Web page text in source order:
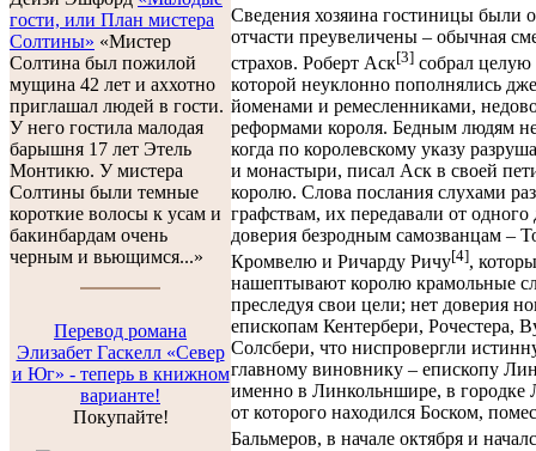
гости, или План мистера
Солтины» «Мистер
Солтина был пожилой
мущина 42 лет и аххотно
приглашал людей в гости.
У него гостила малодая
барышня 17 лет Этель
Монтикю. У мистера
Солтины были темные
короткие волосы к усам и
бакинбардам очень
черным и вьющимся...»
Перевод романа
Элизабет Гаскелл «Север
и Юг» - теперь в книжном
варианте!
Покупайте!
Сведения хозяина гостиницы были
отчасти преувеличены – обычная
страхов. Роберт Аск[3] собрал
которой неуклонно пополнялись
йоменами и ремесленниками,
реформами короля. Бедным людям
когда по королевскому указу
и монастыри, писал Аск в своей
королю. Слова послания слухами
графствам, их передавали от одного
доверия безродным самозванцам –
Кромвелю и Ричарду Ричу[4],
нашептывают королю крамольные
преследуя свои цели; нет доверия
епископам Кентербери, Рочестера,
Солсбери, что ниспровергли
главному виновнику – епископу
именно в Линкольншире, в городке
от которого находился Боском,
Бальмеров, в начале октября и